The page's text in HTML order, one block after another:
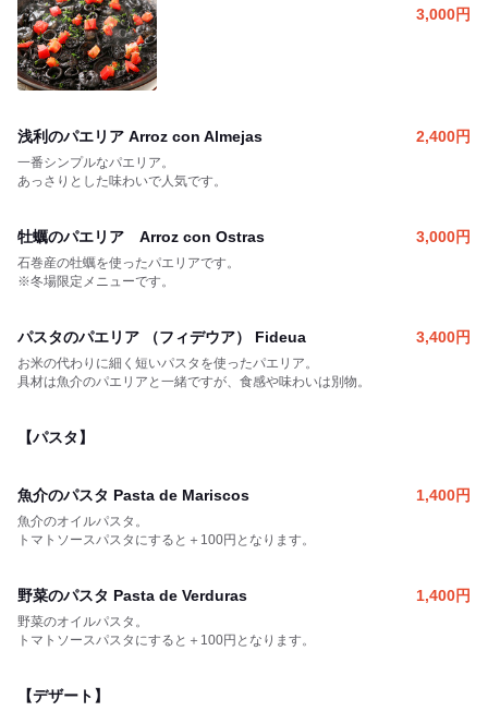
3,000円
浅利のパエリア Arroz con Almejas 2,400円
一番シンプルなパエリア。
あっさりとした味わいで人気です。
牡蠣のパエリア Arroz con Ostras 3,000円
石巻産の牡蠣を使ったパエリアです。
※冬場限定メニューです。
パスタのパエリア （フィデウア） Fideua 3,400円
お米の代わりに細く短いパスタを使ったパエリア。
具材は魚介のパエリアと一緒ですが、食感や味わいは別物。
【パスタ】
魚介のパスタ Pasta de Mariscos 1,400円
魚介のオイルパスタ。
トマトソースパスタにすると＋100円となります。
野菜のパスタ Pasta de Verduras 1,400円
野菜のオイルパスタ。
トマトソースパスタにすると＋100円となります。
【デザート】